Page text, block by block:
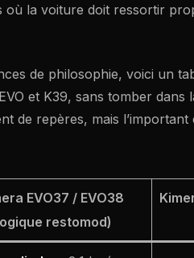
où la voiture doit ressortir
de philosophie, voici un
et K39, sans tomber dans
de repères, mais l’important
EVO37 / EVO38
restomod)